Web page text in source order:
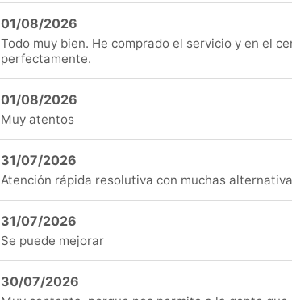
01/08/2026
Todo muy bien. He comprado el servicio y en el
perfectamente.
01/08/2026
Muy atentos
31/07/2026
Atención rápida resolutiva con muchas
31/07/2026
Se puede mejorar
30/07/2026